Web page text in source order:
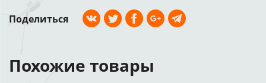
Поделиться
Похожие товары